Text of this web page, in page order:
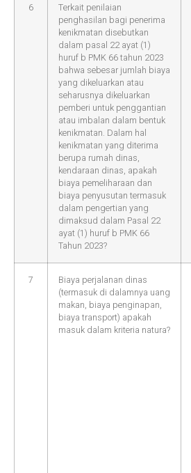
6
Terkait penilaian
penghasilan bagi penerima
kenikmatan disebutkan
dalam pasal 22 ayat (1)
huruf b PMK 66 tahun 2023
bahwa sebesar jumlah biaya
yang dikeluarkan atau
seharusnya dikeluarkan
pemberi untuk penggantian
atau imbalan dalam bentuk
kenikmatan. Dalam hal
kenikmatan yang diterima
berupa rumah dinas,
kendaraan dinas, apakah
biaya pemeliharaan dan
biaya penyusutan termasuk
dalam pengertian yang
dimaksud dalam Pasal 22
ayat (1) huruf b PMK 66
Tahun 2023?
7
Biaya perjalanan dinas
(termasuk di dalamnya uang
makan, biaya penginapan,
biaya transport) apakah
masuk dalam kriteria natura?